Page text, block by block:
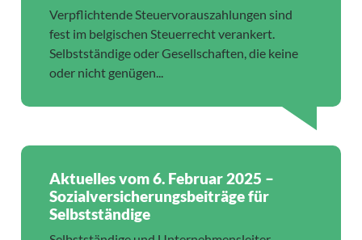
Verpflichtende Steuervorauszahlungen sind
fest im belgischen Steuerrecht verankert.
Selbstständige oder Gesellschaften, die keine
oder nicht genügen...
Aktuelles vom 6. Februar 2025 –
Sozialversicherungsbeiträge für
Selbstständige